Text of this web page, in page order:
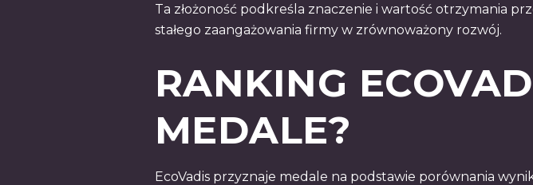
Ta złożoność podkreśla znaczenie i wartość otrzymania
stałego zaangażowania firmy w zrównoważony rozwój.
RANKING
MEDALE?
EcoVadis przyznaje medale na podstawie porównania